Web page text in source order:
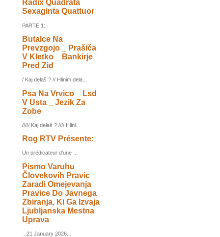
Radix Quadrata
Sexaginta Quattuor
PARTE 1:
Butalce Na
Prevzgojo _ Prašiča
V Kletko _ Bankirje
Pred Zid
/ Kaj delaš ? // Hlinim dela...
Psa Na Vrvico _ Lsd
V Usta _ Jezik Za
Zobe
///// Kaj delaš ? //// Hlini...
Rog RTV Présente:
Un prédicateur d'une ...
Pismo Varuhu
Človekovih Pravic
Zaradi Omejevanja
Pravice Do Javnega
Zbiranja, Ki Ga Izvaja
Ljubljanska Mestna
Uprava
...21 January 2026...